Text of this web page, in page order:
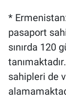
*
pasaport
sınırda 120
sahipleri de